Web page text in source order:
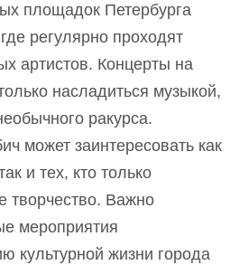
площадок Петербурга
регулярно проходят
артистов. Концерты на
насладиться музыкой,
ракурса.
может заинтересовать как
и тех, кто только
творчество. Важно
мероприятия
культурной жизни города